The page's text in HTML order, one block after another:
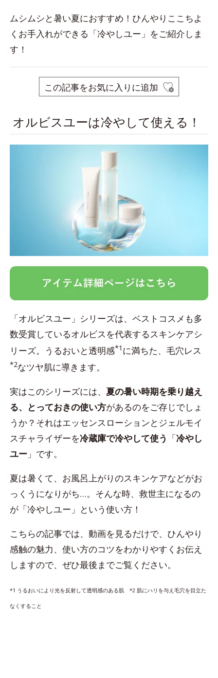
ムシムシと暑い夏におすすめ！ひんやりここちよ
くお手入れができる「冷やしユー」をご紹介しま
す！
この記事をお気に入りに追加
オルビスユーは冷やして使える！
「オルビスユー」シリーズは、ベストコスメも多
数受賞しているオルビスを代表するスキンケアシ
リーズ。うるおいと透明感*1 に満ちた、毛穴レス
*2なツヤ肌に導きます。
実はこのシリーズには、 夏の暑い時期を乗り越え
る、とっておきの使い方があるのをご存じでしょ
うか？それはエッセンスローションとジェルモイ
スチャライザーを冷蔵庫で冷やして使う 「冷やし
ユー 」です。
夏は暑くて、お風呂上がりのスキンケアなどがお
っくうになりがち…。そんな時、救世主になるの
が「冷やしユー」という使い方！
こちらの記事では、動画を見るだけで、ひんやり
感触の魅力、使い方のコツをわかりやすくお伝え
しますので、ぜひ最後までご覧ください。
*1 うるおいにより光を反射して透明感のある肌 *2 肌にハリを与え毛穴を目立た
なくすること